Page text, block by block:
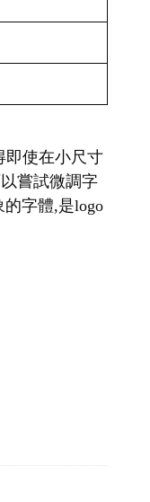
即使在小尺寸
嘗試微調字
字體,是logo